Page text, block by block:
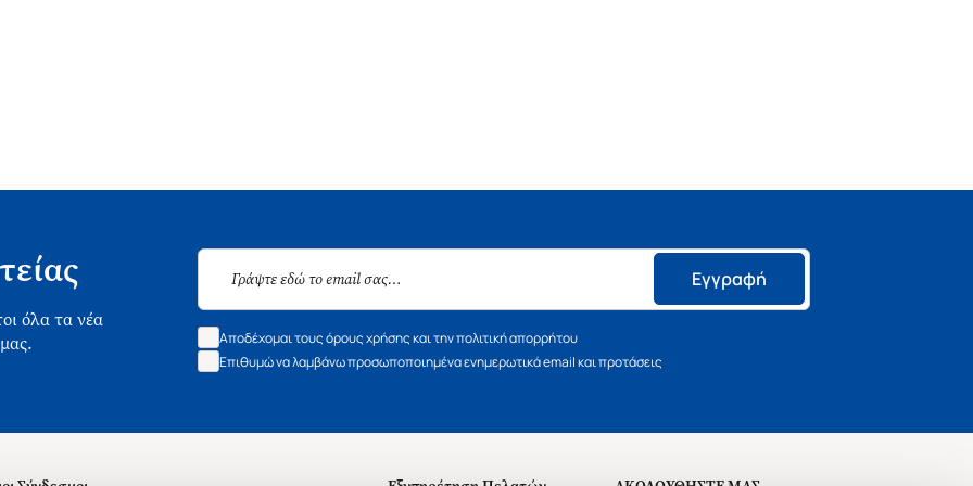
όλα τα νέα
Εγγραφή
Αποδέχομαι τους όρους χρήσης και την πολιτική απορρήτου
Επιθυμώ να λαμβάνω προσωποποιημένα ενημερωτικά email και προτάσεις